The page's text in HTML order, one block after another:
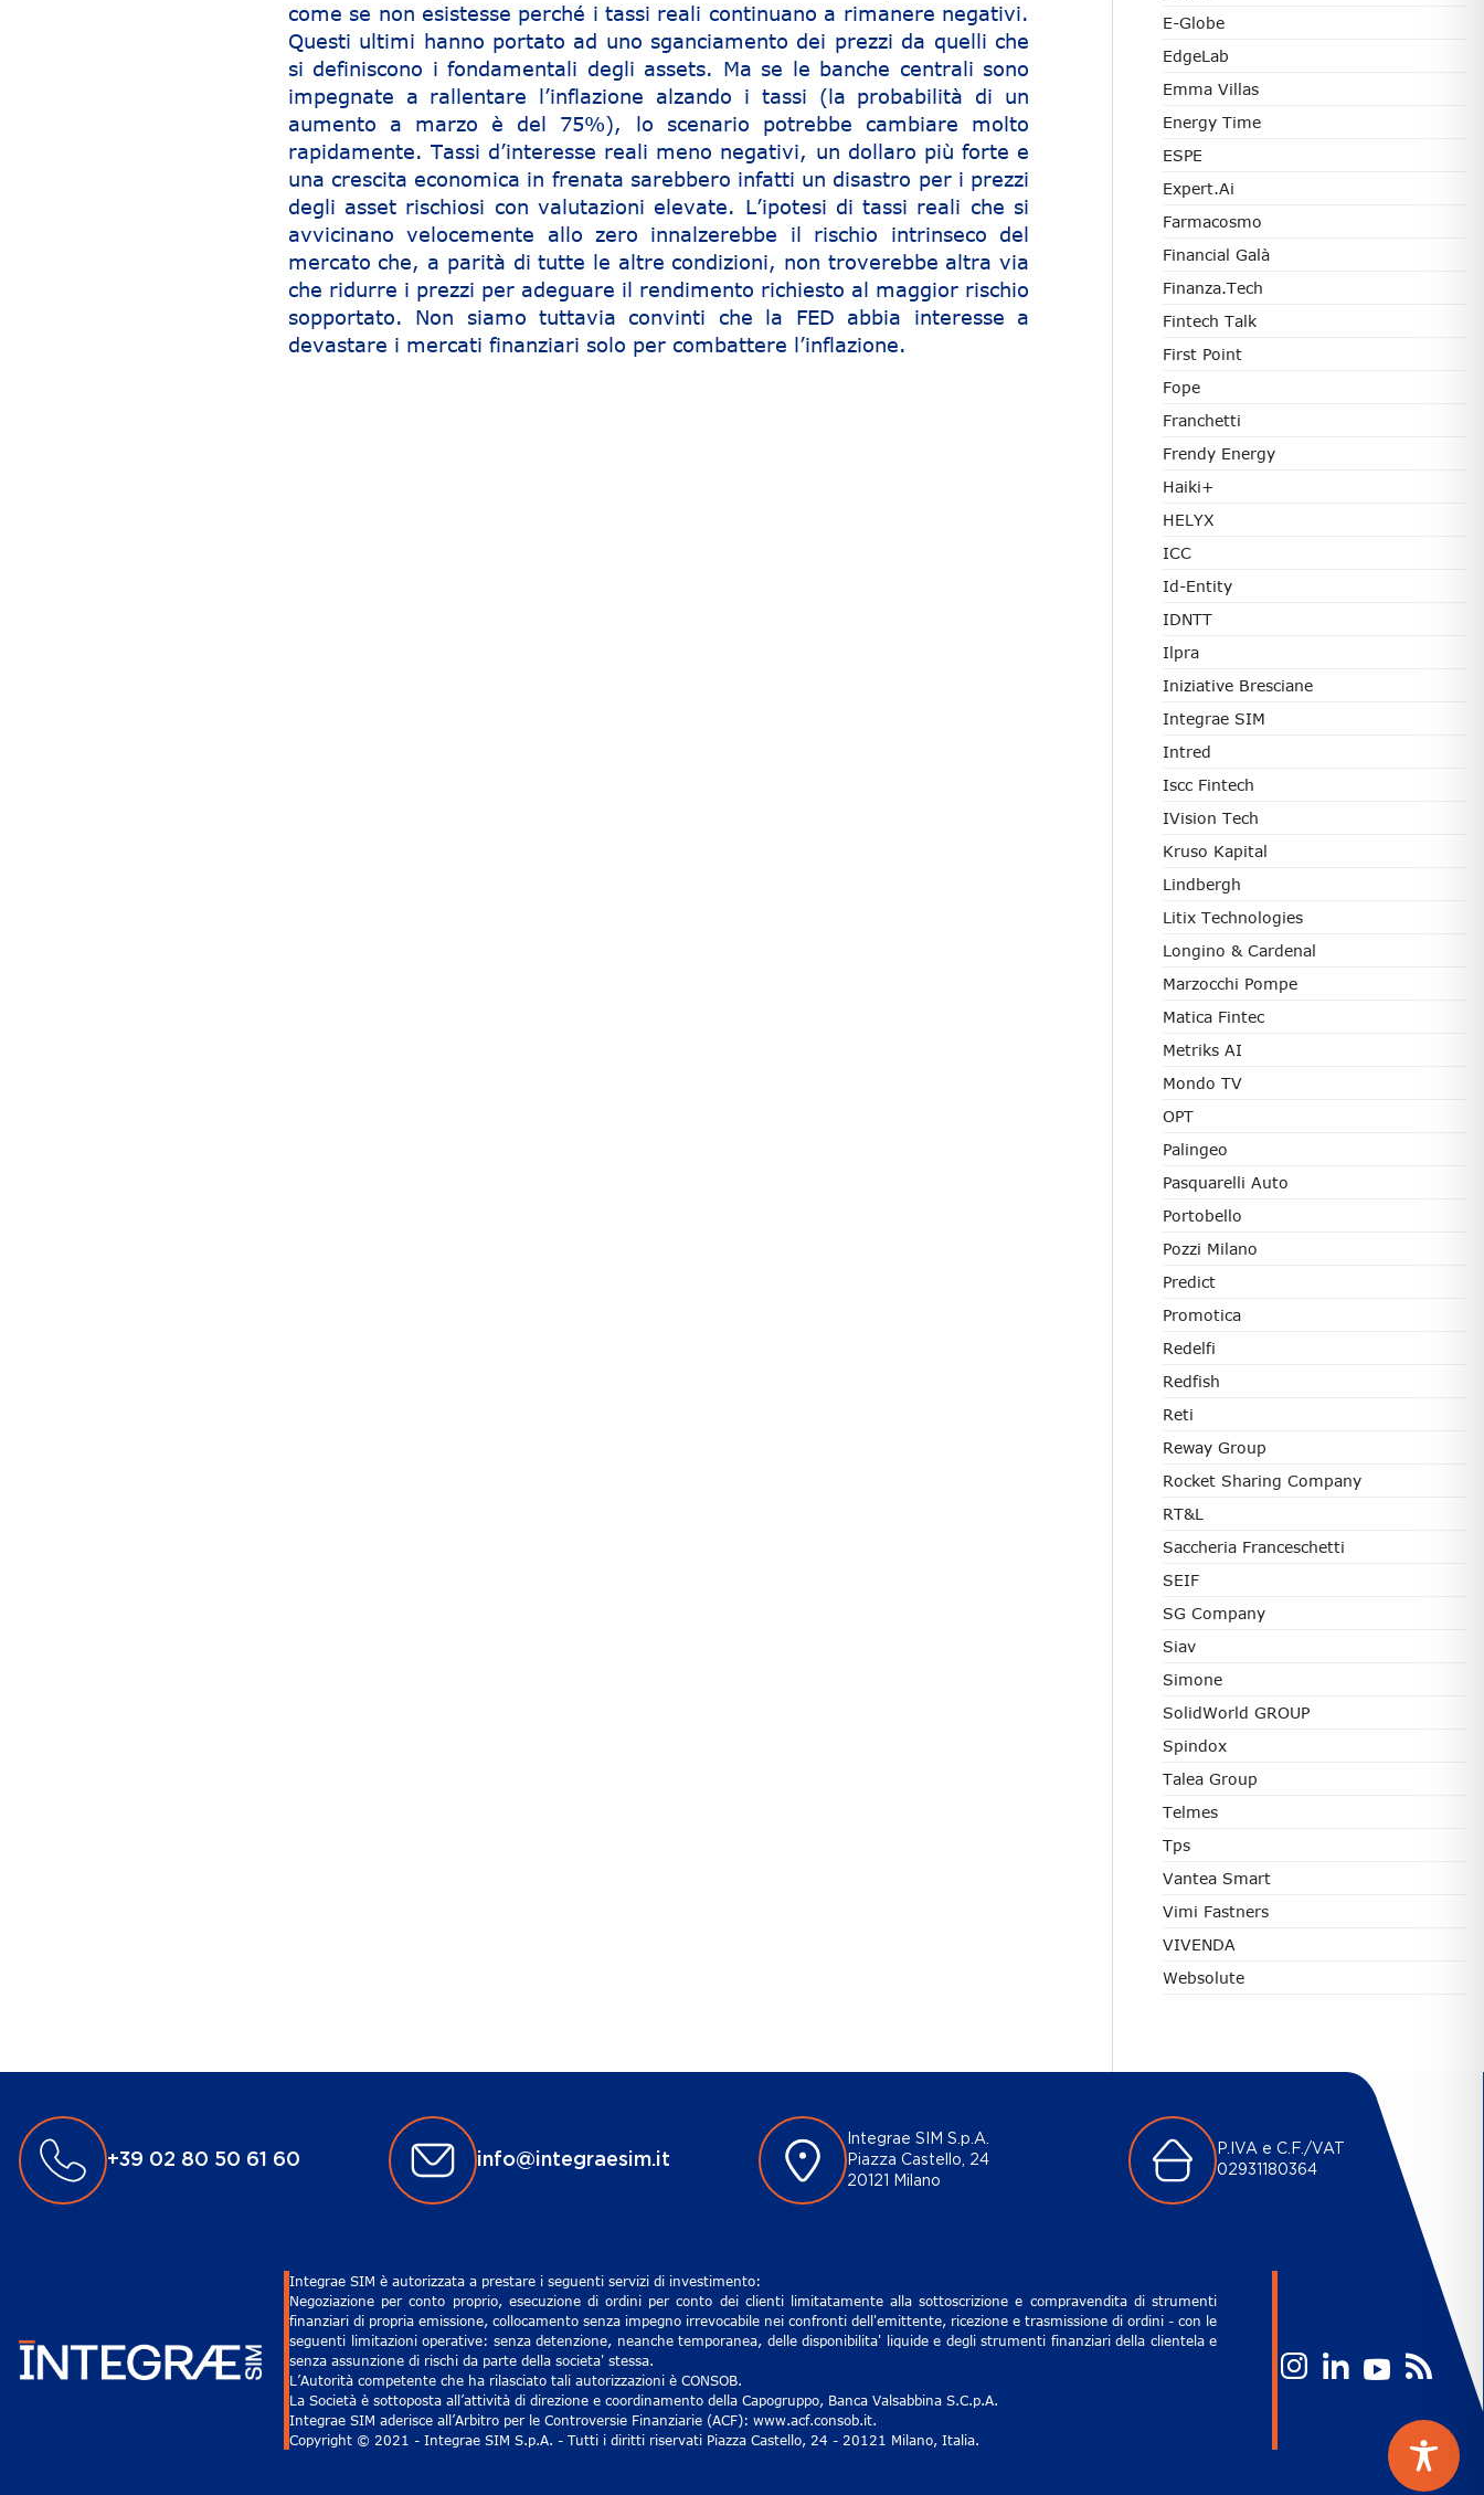
come se non esistesse perché i tassi reali continuano a rimanere negativi.
Questi ultimi hanno portato ad uno sganciamento dei prezzi da quelli che
si definiscono i fondamentali degli assets. Ma se le banche centrali sono
impegnate a rallentare l’inflazione alzando i tassi (la probabilità di un
aumento a marzo è del 75%), lo scenario potrebbe cambiare molto
rapidamente. Tassi d’interesse reali meno negativi, un dollaro più forte e
una crescita economica in frenata sarebbero infatti un disastro per i prezzi
degli asset rischiosi con valutazioni elevate. L’ipotesi di tassi reali che si
avvicinano velocemente allo zero innalzerebbe il rischio intrinseco del
mercato che, a parità di tutte le altre condizioni, non troverebbe altra via
che ridurre i prezzi per adeguare il rendimento richiesto al maggior rischio
sopportato. Non siamo tuttavia convinti che la FED abbia interesse a
devastare i mercati finanziari solo per combattere l’inflazione.
E-Globe
EdgeLab
Emma Villas
Energy Time
ESPE
Expert.ai
Farmacosmo
Financial Galà
Finanza.tech
Fintech Talk
First Point
Fope
Franchetti
Frendy Energy
Haiki+
HELYX
ICC
Id-Entity
IDNTT
Ilpra
Iniziative Bresciane
Integrae SIM
Intred
Iscc Fintech
IVision Tech
Kruso Kapital
Lindbergh
Litix Technologies
Longino & Cardenal
Marzocchi Pompe
Matica Fintec
Metriks AI
Mondo TV
OPT
Palingeo
Pasquarelli Auto
Portobello
Pozzi Milano
Predict
Promotica
Redelfi
Redfish
Reti
Reway Group
Rocket Sharing Company
RT&L
Saccheria Franceschetti
SEIF
SG Company
Siav
Simone
SolidWorld GROUP
Spindox
Talea Group
Telmes
Tps
Vantea Smart
Vimi Fastners
VIVENDA
Websolute
+39 02 80 50 61 60 info@integraesim.it
Integrae SIM S.p.A.
Piazza Castello, 24
20121 Milano
P.IVA e C.F./VAT
02931180364
Integrae SIM è autorizzata a prestare i seguenti servizi di investimento:
Negoziazione per conto proprio, esecuzione di ordini per conto dei clienti limitatamente alla sottoscrizione e compravendita di strumenti
finanziari di propria emissione, collocamento senza impegno irrevocabile nei confronti dell'emittente, ricezione e trasmissione di ordini - con le
seguenti limitazioni operative: senza detenzione, neanche temporanea, delle disponibilita' liquide e degli strumenti finanziari della clientela e
senza assunzione di rischi da parte della societa' stessa.
L’Autorità competente che ha rilasciato tali autorizzazioni è CONSOB.
La Società è sottoposta all’attività di direzione e coordinamento della Capogruppo, Banca Valsabbina S.C.p.A.
Integrae SIM aderisce all’Arbitro per le Controversie Finanziarie (ACF): www.acf.consob.it.
Copyright © 2021 - Integrae SIM S.p.A. - Tutti i diritti riservati Piazza Castello, 24 - 20121 Milano, Italia.